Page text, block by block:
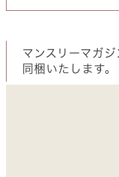
マンスリーマガジ
同梱いたします。